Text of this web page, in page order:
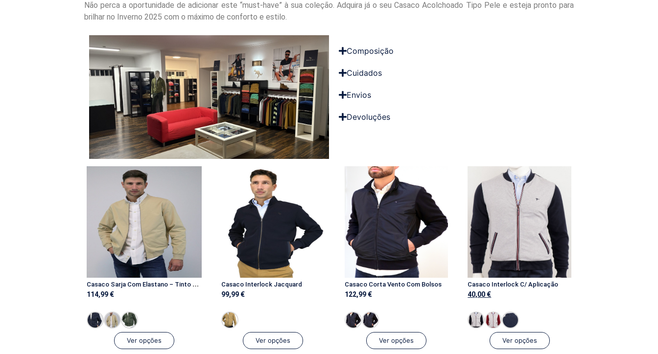
Não perca a oportunidade de adicionar este “must-have” à sua coleção. Adquira já o seu Casaco Acolchoado Tipo Pele e esteja pronto para
brilhar no Inverno 2025 com o máximo de conforto e estilo.
Composição
Cuidados
Envios
Devoluções
C
asaco Sarja Com Elastano – Tinto Em Peça
114,99 €
Ver opções
Casaco Interlock Jacquard
99,99 €
Ver opções
Casaco Corta Vento Com Bolsos
122,99 €
Ver opções
Casaco Interlock C/ Aplicação
40,00 €
Ver opções